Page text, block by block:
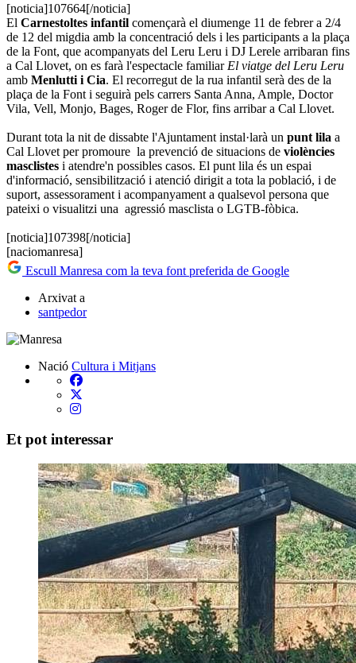
[noticia]107664[/noticia]
El Carnestoltes infantil començarà el diumenge 11 de febrer a 2/4
de 12 del migdia amb la concentració dels i les participants a la plaça
de la Font, que acompanyats del Leru Leru i DJ Lerele arribaran fins
a Cal Llovet, on es farà l'espectacle familiar El viatge del Leru Leru
amb Menlutti i Cia. El recorregut de la rua infantil serà des de la
plaça de la Font i seguirà pels carrers Santa Anna, Ample, Doctor
Vila, Vell, Monjo, Bages, Roger de Flor, fins arribar a Cal Llovet.
Durant tota la nit de dissabte l'Ajuntament instal·larà un punt lila a
Cal Llovet per promoure la prevenció de situacions de violències
masclistes i atendre'n possibles casos. El punt lila és un espai
d'informació, sensibilització i atenció dirigit a tota la població, i de
suport, assessorament i acompanyament a qualsevol persona que
pateixi o visualitzi una agressió masclista o LGTB-fòbica.
[noticia]107398[/noticia]
[naciomanresa]
Escull Manresa com la teva font preferida de Google
Arxivat a
santpedor
Nació Cultura i Mitjans
Et pot interessar